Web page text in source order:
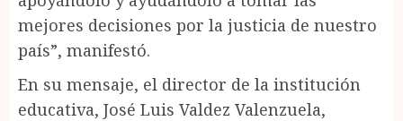
mejores decisiones por la justicia de nuestro
país”, manifestó.
En su mensaje, el director de la institución
educativa, José Luis Valdez Valenzuela,